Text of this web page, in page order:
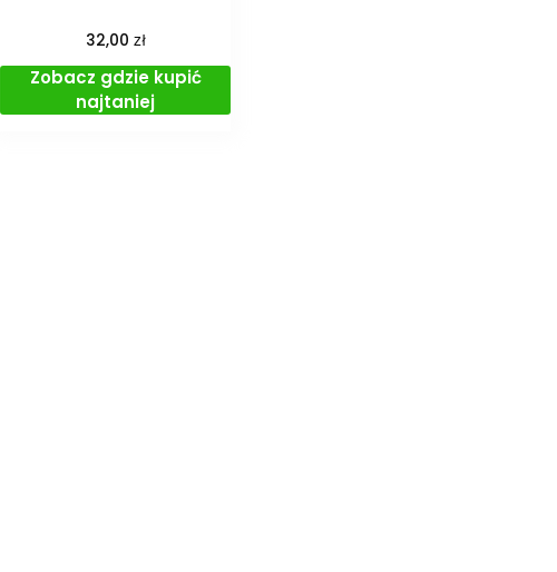
32,00 zł
Zobacz gdzie kupić
najtaniej